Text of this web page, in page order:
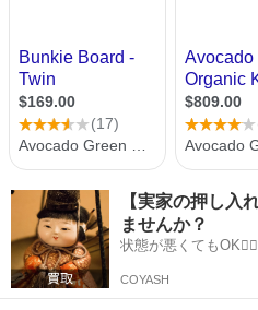
【実家の押し入
ませんか？
状態が悪くても
COYASH